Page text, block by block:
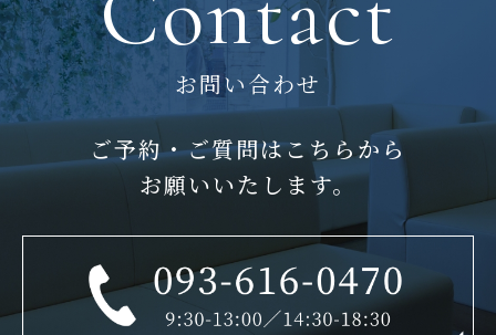
お問い合わせ
ご予約・ご質問はこちらから
お願いいたします。